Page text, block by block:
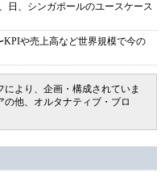
日、シンガポールのユースケース
KPIや売上高など世界規模で今の
より、企画・構成されていま
他、オルタナティブ・ブロ